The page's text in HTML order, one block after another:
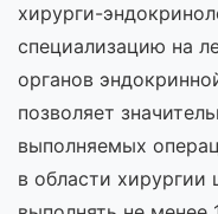
хирурги-
специализацию на
органов
позволяет
выполняемых
в области